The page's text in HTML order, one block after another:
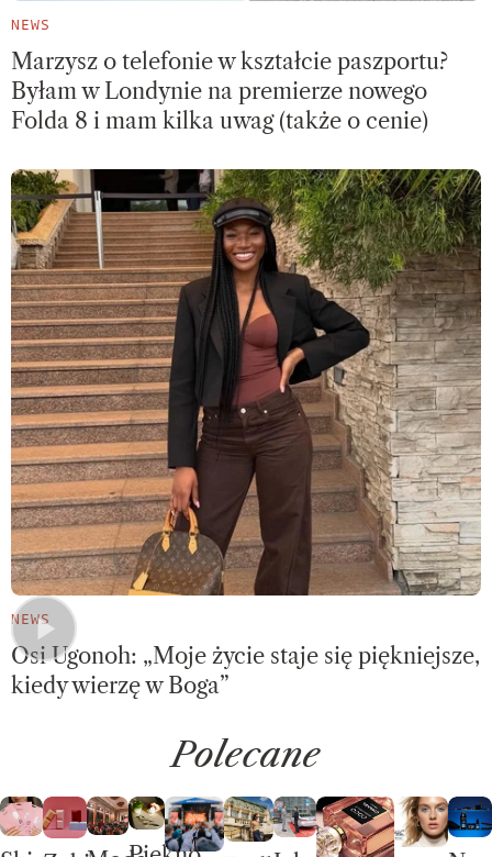
NEWS
Marzysz o telefonie w kształcie paszportu?
Byłam w Londynie na premierze nowego
Folda 8 i mam kilka uwag (także o cenie)
NEWS
Osi Ugonoh: „Moje życie staje się piękniejsze,
kiedy wierzę w Boga”
Polecane